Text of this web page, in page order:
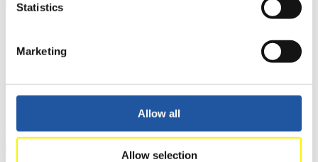
Statistics
Marketing
Allow all
Allow selection
Hier können Sie das aktuelle Regelwerk sowie Richtlinien zu
Kontaktpersonen für Wettkämpfe und Sponsoren informieren,
sowie Informationen über Wettkämpfe abrufen.